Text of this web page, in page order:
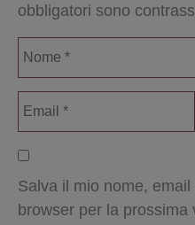
obbligatori sono
Salva il mio nome,
browser per la prossima